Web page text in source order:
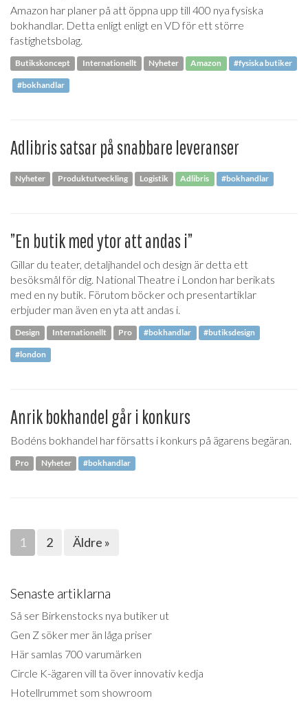
Amazon har planer på att öppna upp till 400 nya fysiska
bokhandlar. Detta enligt enligt en VD för ett större
fastighetsbolag.
Butikskoncept Internationellt Nyheter Amazon #fysiska butiker
#bokhandlar
Adlibris satsar på snabbare leveranser
Nyheter Produktutveckling Logistik Adlibris #bokhandlar
”En butik med ytor att andas i”
Gillar du teater, detaljhandel och design är detta ett
besöksmål för dig. National Theatre i London har berikats
med en ny butik. Förutom böcker och presentartiklar
erbjuder man även en yta att andas i.
Design Internationellt Pro #bokhandlar #butiksdesign
#london
Anrik bokhandel går i konkurs
Bodéns bokhandel har försatts i konkurs på ägarens begäran.
Pro Nyheter #bokhandlar
1 2 Äldre »
Senaste artiklarna
Så ser Birkenstocks nya butiker ut
Gen Z söker mer än låga priser
Här samlas 700 varumärken
Circle K-ägaren vill ta över innovativ kedja
Hotellrummet som showroom